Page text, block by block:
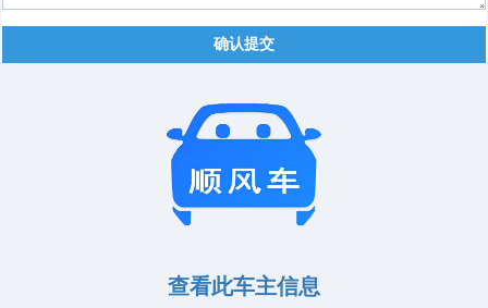
确认提交
查看此车主信息